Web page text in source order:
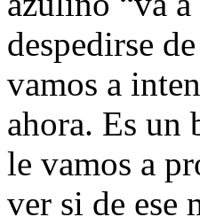
despedirse
vamos a
ahora. Es un
le vamos a
ver si de ese